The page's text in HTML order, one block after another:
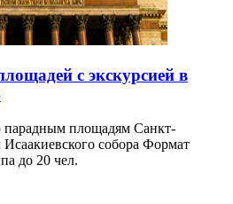
с экскурсией в
парадным площадям Санкт-
собора Формат
до 20 чел.